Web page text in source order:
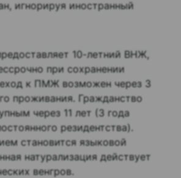
игнорируя иностранный
10-летний ВНЖ,
при сохранении
к ПМЖ возможен через 3
проживания. Гражданство
через 11 лет (3 года
резидентства).
становится языковой
натурализация действует
венгров.